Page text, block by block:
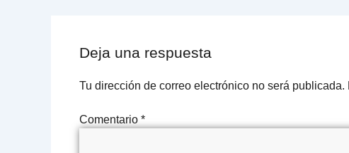
Deja una respuesta
Tu dirección de correo electrónico no será publicada.
Comentario *